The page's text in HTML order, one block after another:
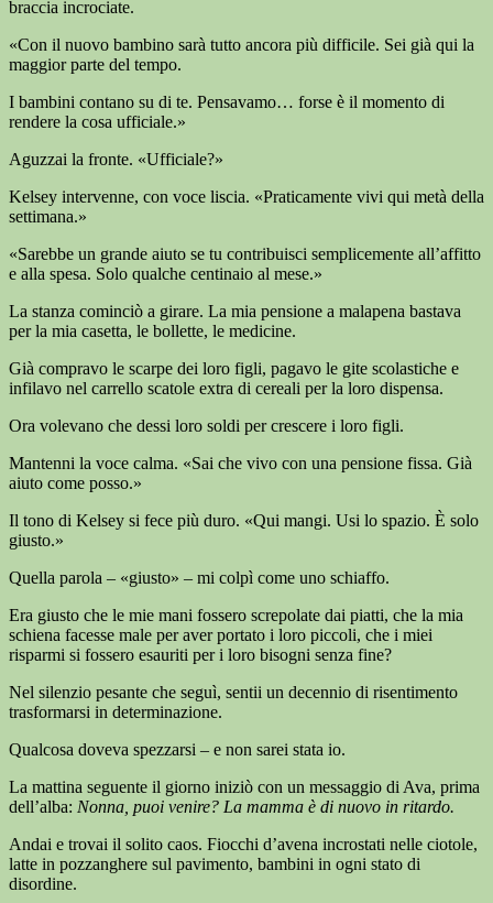
braccia incrociate.
«Con il nuovo bambino sarà tutto ancora più difficile. Sei già qui la
maggior parte del tempo.
I bambini contano su di te. Pensavamo… forse è il momento di
rendere la cosa ufficiale.»
Aguzzai la fronte. «Ufficiale?»
Kelsey intervenne, con voce liscia. «Praticamente vivi qui metà della
settimana.»
«Sarebbe un grande aiuto se tu contribuisci semplicemente all’affitto
e alla spesa. Solo qualche centinaio al mese.»
La stanza cominciò a girare. La mia pensione a malapena bastava
per la mia casetta, le bollette, le medicine.
Già compravo le scarpe dei loro figli, pagavo le gite scolastiche e
infilavo nel carrello scatole extra di cereali per la loro dispensa.
Ora volevano che dessi loro soldi per crescere i loro figli.
Mantenni la voce calma. «Sai che vivo con una pensione fissa. Già
aiuto come posso.»
Il tono di Kelsey si fece più duro. «Qui mangi. Usi lo spazio. È solo
giusto.»
Quella parola – «giusto» – mi colpì come uno schiaffo.
Era giusto che le mie mani fossero screpolate dai piatti, che la mia
schiena facesse male per aver portato i loro piccoli, che i miei
risparmi si fossero esauriti per i loro bisogni senza fine?
Nel silenzio pesante che seguì, sentii un decennio di risentimento
trasformarsi in determinazione.
Qualcosa doveva spezzarsi – e non sarei stata io.
La mattina seguente il giorno iniziò con un messaggio di Ava, prima
dell’alba: Nonna, puoi venire? La mamma è di nuovo in ritardo.
Andai e trovai il solito caos. Fiocchi d’avena incrostati nelle ciotole,
latte in pozzanghere sul pavimento, bambini in ogni stato di
disordine.